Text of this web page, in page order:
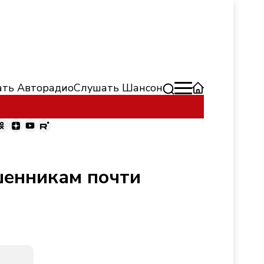
АвторадиоСлушать Шансон
почти